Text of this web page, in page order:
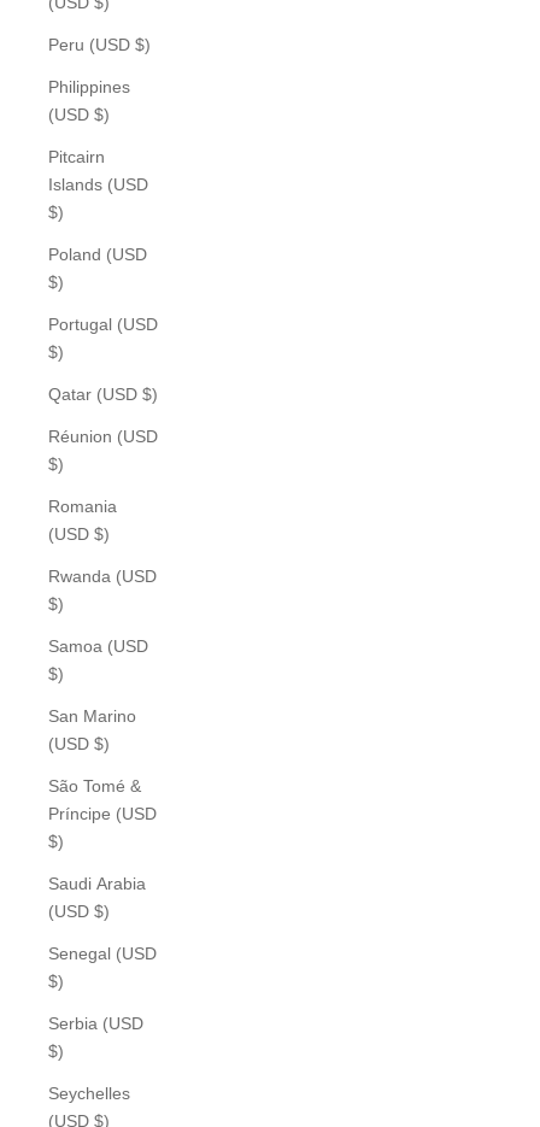
Peru (USD $)
Philippines
(USD $)
Pitcairn
Islands (USD
$)
Poland (USD
$)
Portugal (USD
$)
Qatar (USD $)
Réunion (USD
$)
Romania
(USD $)
Rwanda (USD
$)
Samoa (USD
$)
San Marino
(USD $)
São Tomé &
Príncipe (USD
$)
Saudi Arabia
(USD $)
Senegal (USD
$)
Serbia (USD
$)
Seychelles
(USD $)